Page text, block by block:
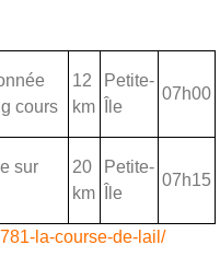
cours
12
km
Petite-
Île
07h00
sur
20
km
Petite-
Île
07h15
la-course-de-lail/